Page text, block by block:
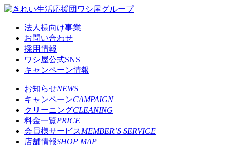
法人様向け事業
お問い合わせ
採用情報
ワシ屋公式SNS
キャンペーン情報
お知らせNEWS
キャンペーンCAMPAIGN
クリーニングCLEANING
料金一覧PRICE
会員様サービスMEMBER’S SERVICE
店舗情報SHOP MAP